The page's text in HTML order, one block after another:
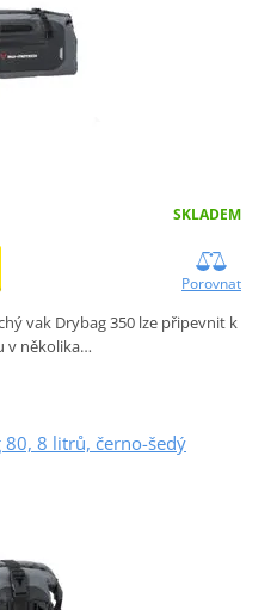
SKLADEM
Porovnat
vak Drybag 350 lze připevnit k
v několika…
80, 8 litrů, černo-šedý